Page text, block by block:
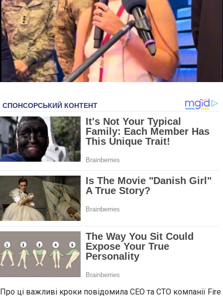
Про ці важливі кроки повідомила CEO та CTO компанії Fire